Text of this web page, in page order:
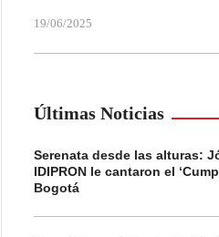
19/06/2025
Últimas Noticias
Serenata desde las alturas:
IDIPRON le cantaron el
Bogotá